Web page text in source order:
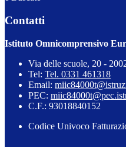
Contatti
Istituto Omnicomprensivo
Via delle scuole, 20 -
Tel: Tel. 0331 461318
Email:
PEC:
C.F.: 93018840152
Codice Univoco